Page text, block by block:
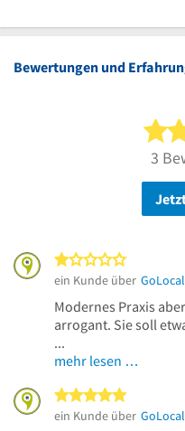
Bewertungen und
3
ein Kunde über GoLocal
Modernes Praxis
arrogant. Sie soll
...
mehr lesen …
ein Kunde über GoLocal